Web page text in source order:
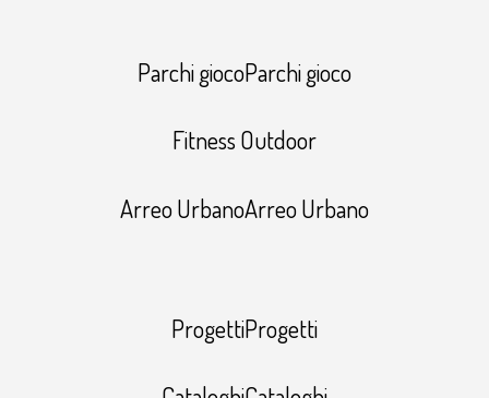
Parchi giocoParchi gioco
Fitness Outdoor
Arreo UrbanoArreo Urbano
ProgettiProgetti